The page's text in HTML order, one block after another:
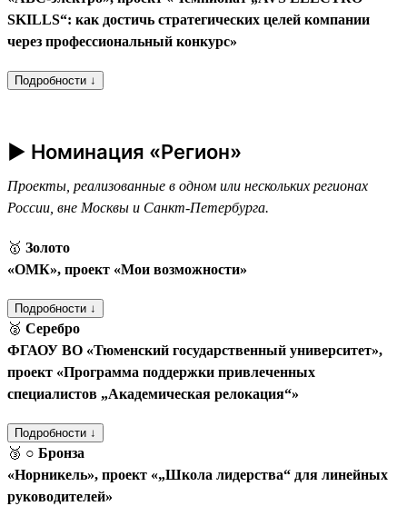
SKILLS“: как достичь стратегических целей компании
через профессиональный конкурс»
Подробности ↓
► Номинация «Регион»
Проекты, реализованные в одном или нескольких регионах
России, вне Москвы и Санкт-Петербурга.
🥇 Золото
«ОМК», проект «Мои возможности»
Подробности ↓
🥈 Серебро
ФГАОУ ВО «Тюменский государственный университет»,
проект «Программа поддержки привлеченных
специалистов „Академическая релокация“»
Подробности ↓
🥉 ○ Бронза
«Норникель», проект «„Школа лидерства“ для линейных
руководителей»